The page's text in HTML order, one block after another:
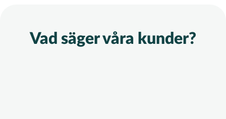
Vad säger våra kunder?